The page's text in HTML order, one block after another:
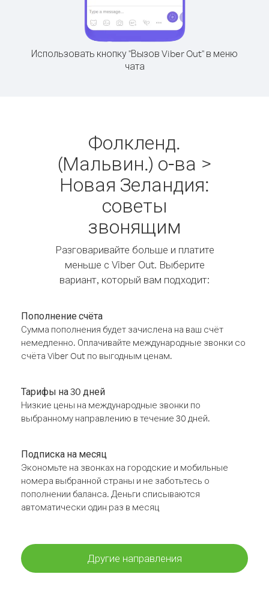
Использовать кнопку "Вызов Viber Out" в меню
чата
Фолкленд.
(Мальвин.) о-ва >
Новая Зеландия:
советы
звонящим
Разговаривайте больше и платите
меньше с Viber Out. Выберите
вариант, который вам подходит:
Пополнение счёта
Сумма пополнения будет зачислена на ваш счёт
немедленно. Оплачивайте международные звонки со
счёта Viber Out по выгодным ценам.
Тарифы на 30 дней
Низкие цены на международные звонки по
выбранному направлению в течение 30 дней.
Подписка на месяц
Экономьте на звонках на городские и мобильные
номера выбранной страны и не заботьтесь о
пополнении баланса. Деньги списываются
автоматически один раз в месяц
Другие направления